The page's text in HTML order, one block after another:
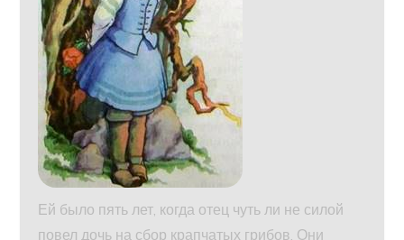
Ей было пять лет, когда отец чуть ли не силой
повел дочь на сбор крапчатых грибов. Они